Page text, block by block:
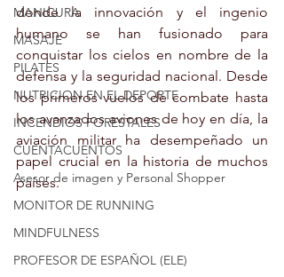
MANICURA
MASAJE
PILATES
NUTRICION EN EL DEPORTE
INCENDIOS FORESTALES
CUENTACUENTOS
Asesor de imagen y Personal Shopper
MONITOR DE RUNNING
MINDFULNESS
PROFESOR DE ESPAÑOL (ELE)
donde la innovación y el ingenio
humano se han fusionado para
conquistar los cielos en nombre de la
defensa y la seguridad nacional. Desde
los primeros vuelos de combate hasta
los avanzados aviones de hoy en día, la
aviación militar ha desempeñado un
papel crucial en la historia de muchos
países.